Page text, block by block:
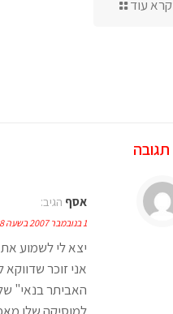
קרא עוד
אסף הגיב:
1 בנובמבר 2007 בשעה 21:38
יצא לי לשמוע
אני זוכר
האביתר בנאי"